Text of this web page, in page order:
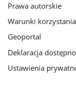
Prawa autorskie
Warunki korzystania
Geoportal
Deklaracja
Ustawienia